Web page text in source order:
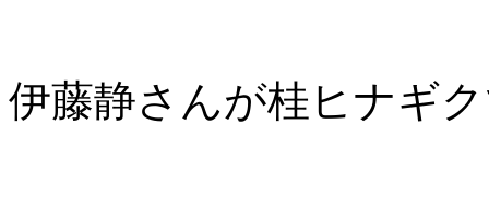
伊藤静さんが桂ヒナギ